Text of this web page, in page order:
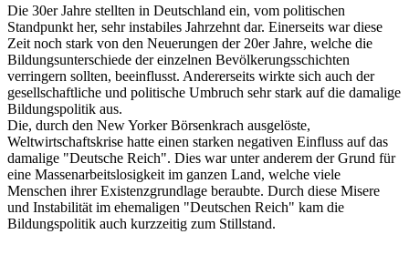
Die 30er Jahre stellten in Deutschland ein, vom politischen
Standpunkt her, sehr instabiles Jahrzehnt dar. Einerseits war diese
Zeit noch stark von den Neuerungen der 20er Jahre, welche die
Bildungsunterschiede der einzelnen Bevölkerungsschichten
verringern sollten, beeinflusst. Andererseits wirkte sich auch der
gesellschaftliche und politische Umbruch sehr stark auf die damalige
Bildungspolitik aus.
Die, durch den New Yorker Börsenkrach ausgelöste,
Weltwirtschaftskrise hatte einen starken negativen Einfluss auf das
damalige "Deutsche Reich". Dies war unter anderem der Grund für
eine Massenarbeitslosigkeit im ganzen Land, welche viele
Menschen ihrer Existenzgrundlage beraubte. Durch diese Misere
und Instabilität im ehemaligen "Deutschen Reich" kam die
Bildungspolitik auch kurzzeitig zum Stillstand.